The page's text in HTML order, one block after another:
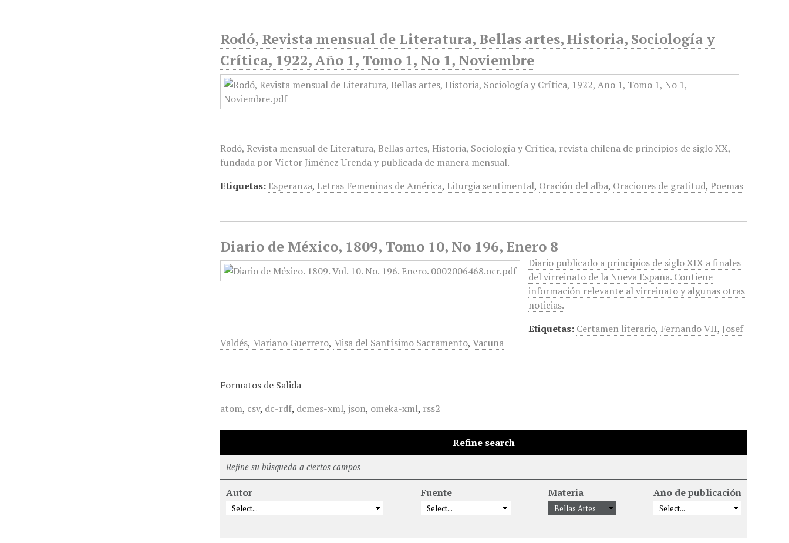
Rodó, Revista mensual de Literatura, Bellas artes, Historia, Sociología y
Crítica, 1922, Año 1, Tomo 1, No 1, Noviembre
Rodó, Revista mensual de Literatura, Bellas artes, Historia, Sociología y Crítica, revista chilena de principios de siglo XX,
fundada por Víctor Jiménez Urenda y publicada de manera mensual.
Etiquetas: Esperanza, Letras Femeninas de América, Liturgia sentimental, Oración del alba, Oraciones de gratitud, Poemas
Diario de México, 1809, Tomo 10, No 196, Enero 8
Diario publicado a principios de siglo XIX a finales
del virreinato de la Nueva España. Contiene
información relevante al virreinato y algunas otras
noticias.
Etiquetas: Certamen literario, Fernando VII, Josef
Valdés, Mariano Guerrero, Misa del Santísimo Sacramento,Vacuna
Formatos de Salida
atom, csv, dc-rdf, dcmes-xml,json, omeka-xml, rss2
Refine search
Refine su búsqueda a ciertos campos
Autor Fuente Materia Año de publicación